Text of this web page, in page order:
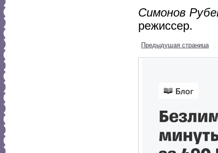
Симонов
режиссер.
Предыдущая страница